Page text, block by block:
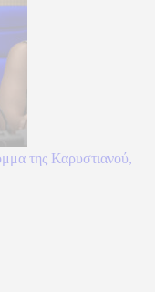
της Καρυστιανού,